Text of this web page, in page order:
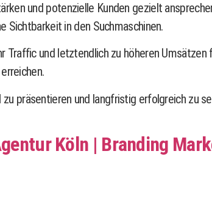
und potenzielle Kunden gezielt
in den Suchmaschinen.
und letztendlich zu höheren
präsentieren und langfristig erfolgreich zu